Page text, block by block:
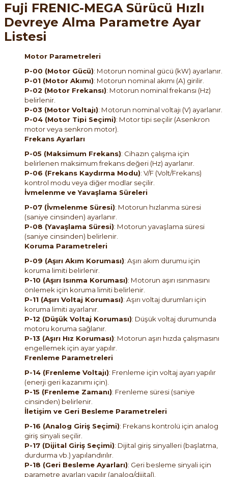
Fuji FRENIC-MEGA Sürücü Hızlı
Devreye Alma Parametre Ayar
Listesi
Motor Parametreleri
P-00 (Motor Gücü): Motorun nominal gücü (kW) ayarlanır.
P-01 (Motor Akımı): Motorun nominal akımı (A) girilir.
P-02 (Motor Frekansı): Motorun nominal frekansı (Hz)
belirlenir.
P-03 (Motor Voltajı): Motorun nominal voltajı (V) ayarlanır.
P-04 (Motor Tipi Seçimi): Motor tipi seçilir (Asenkron
motor veya senkron motor).
Frekans Ayarları
P-05 (Maksimum Frekans): Cihazın çalışma için
belirlenen maksimum frekans değeri (Hz) ayarlanır.
P-06 (Frekans Kaydırma Modu): V/F (Volt/Frekans)
kontrol modu veya diğer modlar seçilir.
İvmelenme ve Yavaşlama Süreleri
P-07 (İvmelenme Süresi): Motorun hızlanma süresi
(saniye cinsinden) ayarlanır.
P-08 (Yavaşlama Süresi): Motorun yavaşlama süresi
(saniye cinsinden) belirlenir.
Koruma Parametreleri
P-09 (Aşırı Akım Koruması): Aşırı akım durumu için
koruma limiti belirlenir.
P-10 (Aşırı Isınma Koruması): Motorun aşırı ısınmasını
önlemek için koruma limiti belirlenir.
P-11 (Aşırı Voltaj Koruması): Aşırı voltaj durumları için
koruma limiti ayarlanır.
P-12 (Düşük Voltaj Koruması): Düşük voltaj durumunda
motoru koruma sağlanır.
P-13 (Aşırı Hız Koruması): Motorun aşırı hızda çalışmasını
engellemek için ayar yapılır.
Frenleme Parametreleri
P-14 (Frenleme Voltajı): Frenleme için voltaj ayarı yapılır
(enerji geri kazanımı için).
P-15 (Frenleme Zamanı): Frenleme süresi (saniye
cinsinden) belirlenir.
İletişim ve Geri Besleme Parametreleri
P-16 (Analog Giriş Seçimi): Frekans kontrolü için analog
giriş sinyali seçilir.
P-17 (Dijital Giriş Seçimi): Dijital giriş sinyalleri (başlatma,
durdurma vb.) yapılandırılır.
P-18 (Geri Besleme Ayarları): Geri besleme sinyali için
parametre ayarları yapılır (analog/dijital).